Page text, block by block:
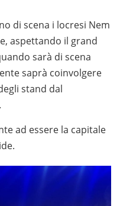
di scena i locresi Nem
aspettando il grand
sarà di scena
saprà coinvolgere
stand dal
ad essere la capitale